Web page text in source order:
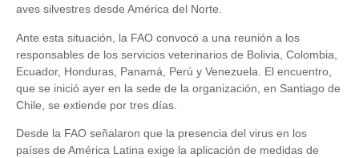
aves silvestres desde América del Norte.
Ante esta situación, la FAO convocó a una reunión a los
responsables de los servicios veterinarios de Bolivia, Colombia,
Ecuador, Honduras, Panamá, Perú y Venezuela. El encuentro,
que se inició ayer en la sede de la organización, en Santiago de
Chile, se extiende por tres días.
Desde la FAO señalaron que la presencia del virus en los
países de América Latina exige la aplicación de medidas de